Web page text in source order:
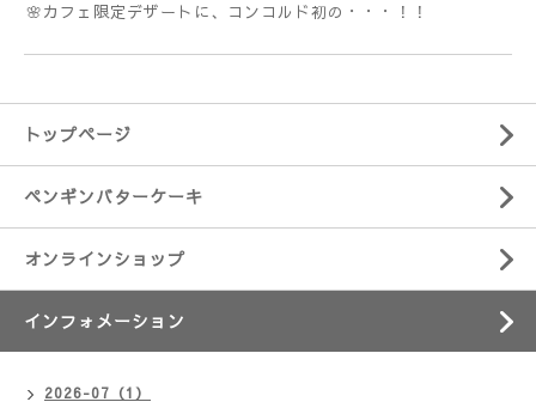
🌸カフェ限定デザートに、コンコルド初の・・・！！
トップページ
ペンギンバターケーキ
オンラインショップ
インフォメーション
2026-07（1）